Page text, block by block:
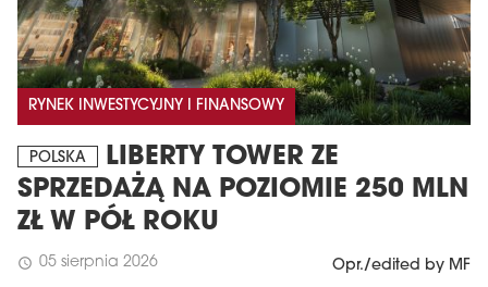
RYNEK INWESTYCYJNY I FINANSOWY
POLSKA
LIBERTY TOWER ZE
SPRZEDAŻĄ NA POZIOMIE 250 MLN
ZŁ W PÓŁ ROKU
schedule 05 sierpnia 2026 Opr./edited by MF